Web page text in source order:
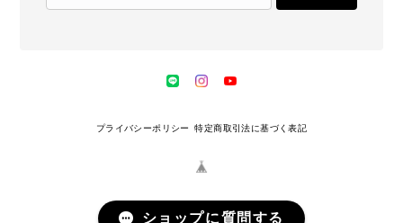
プライバシーポリシー 特定商取引法に基づく表記
ショップに質問する